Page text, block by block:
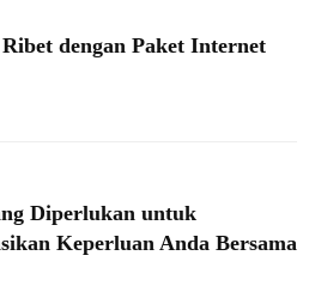
dengan Paket Internet
Diperlukan untuk
Keperluan Anda Bersama